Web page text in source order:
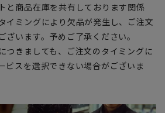
と商品在庫を共有しております関係
イミングにより欠品が発生し、ご注文
ざいます。予めご了承ください。
つきましても、ご注文のタイミングに
ビスを選択できない場合がございま